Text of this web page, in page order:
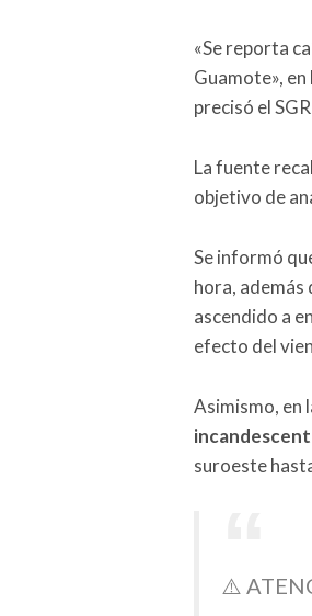
«Se reporta
Guamote»,
precisó el
La fuente
objetivo de
Se informó
hora, además
ascendido a
efecto del
Asimismo, en
suroeste
⚠️